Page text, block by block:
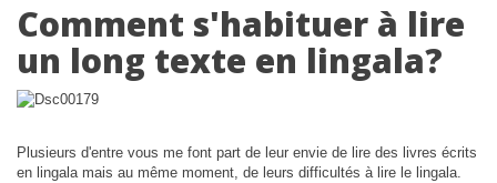
Comment s'habituer à lire
un long texte en lingala?
Plusieurs d'entre vous me font part de leur envie de lire des livres écrits
en lingala mais au même moment, de leurs difficultés à lire le lingala.